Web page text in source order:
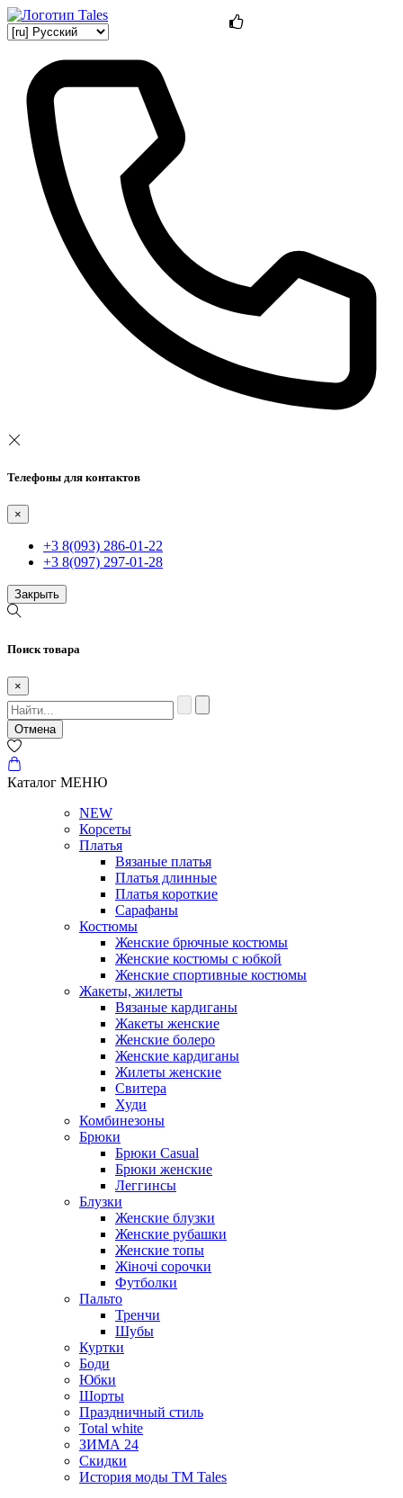
Телефоны для контактов
×
+3 8(093) 286-01-22
+3 8(097) 297-01-28
Закрыть
Поиск товара
×
Отмена
Каталог МЕНЮ
NEW
Корсеты
Платья
Вязаные платья
Платья длинные
Платья короткие
Сарафаны
Костюмы
Женские брючные костюмы
Женские костюмы с юбкой
Женские спортивные костюмы
Жакеты, жилеты
Вязаные кардиганы
Жакеты женские
Женские болеро
Женские кардиганы
Жилеты женские
Свитера
Худи
Комбинезоны
Брюки
Брюки Casual
Брюки женские
Леггинсы
Блузки
Женские блузки
Женские рубашки
Женские топы
Жіночі сорочки
Футболки
Пальто
Тренчи
Шубы
Куртки
Боди
Юбки
Шорты
Праздничный стиль
Total white
ЗИМА 24
Скидки
История моды ТМ Tales